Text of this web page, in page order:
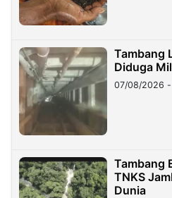
Tambang
Diduga
07/08/2026 -
Tambang
TNKS
Dunia